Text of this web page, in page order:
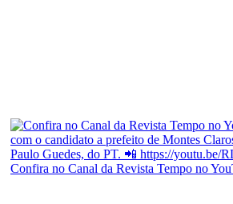
Confira no Canal da Revista Tempo no